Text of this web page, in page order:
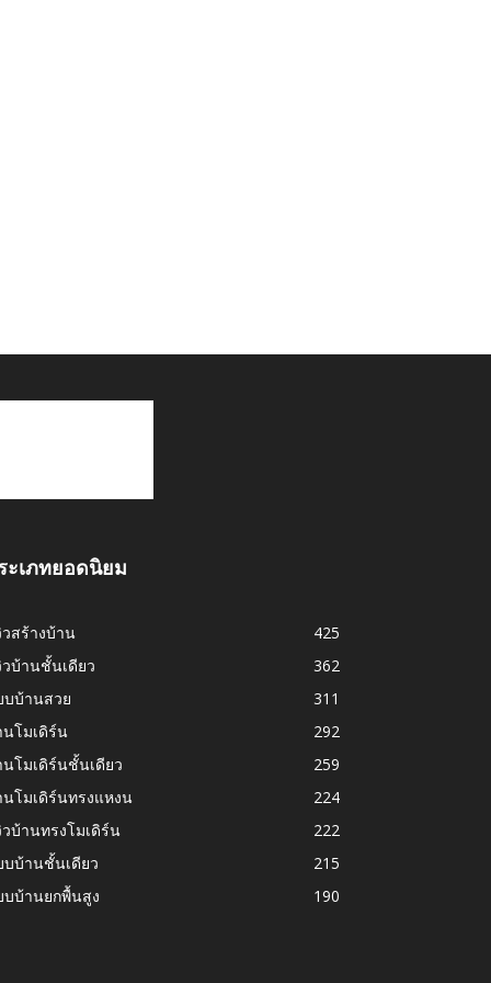
ะเภทยอดนิยม
สร้างบ้าน
425
บ้านชั้นเดียว
362
บบ้านสวย
311
โมเดิร์น
292
โมเดิร์นชั้นเดียว
259
โมเดิร์นทรงแหงน
224
บ้านทรงโมเดิร์น
222
บบ้านชั้นเดียว
215
บบ้านยกพื้นสูง
190